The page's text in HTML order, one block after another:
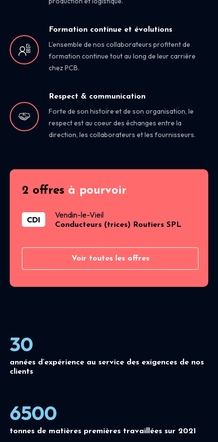
Formation continue et évolutions
L’ensemble de nos collaborateurs profitent de
formation continue tout au long de leur carrière
chez PCB.
Respect & communication
Forte de son histoire et de son organisation, le
respect est au coeur des échanges entre la
direction, les collaborateurs et les fournisseurs.
2 offres à pourvoir
CDI Vendin-le-Vieil
Conducteurs (trices) Routiers SPL
Voir toutes les offres
30
années d’expérience au service des exigences de nos
clients
6500
tonnes de matières premières travaillées sur 2021